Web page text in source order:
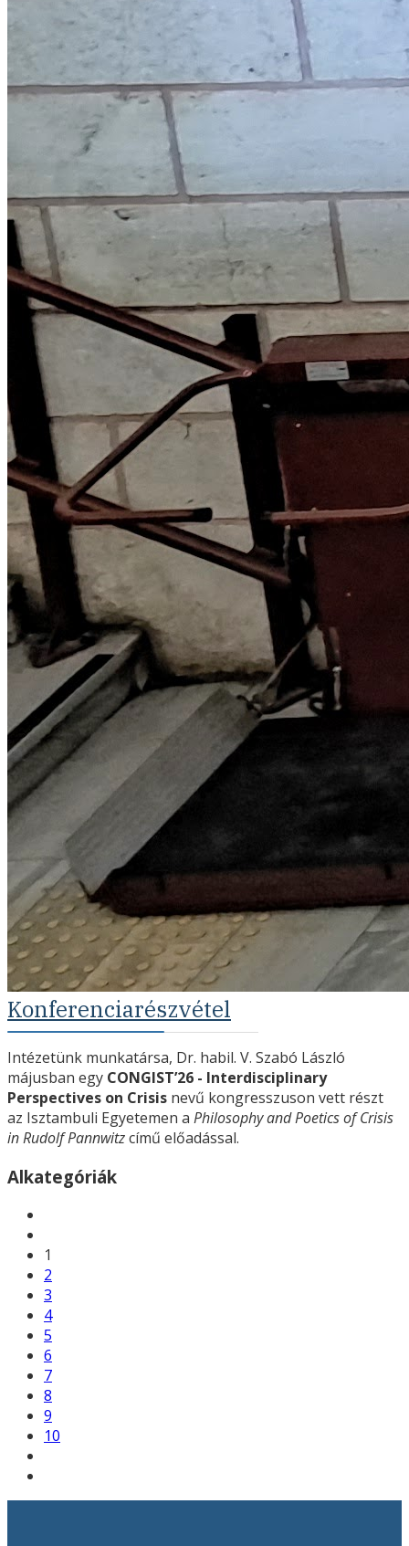
Konferenciarészvétel
Intézetünk munkatársa, Dr. habil. V. Szabó László
májusban egy CONGIST’26 - Interdisciplinary
Perspectives on Crisis nevű kongresszuson vett részt
az Isztambuli Egyetemen a Philosophy and Poetics of Crisis
in Rudolf Pannwitzcímű előadással.
Alkategóriák
1
2
3
4
5
6
7
8
9
10